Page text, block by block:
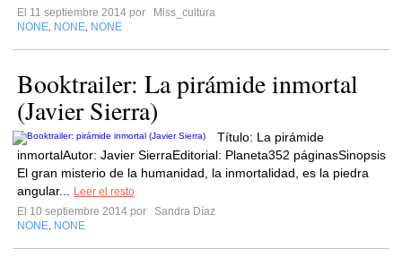
El 11 septiembre 2014 por
Miss_cultura
NONE NONE NONE
Booktrailer: La pirámide inmortal
(Javier Sierra)
Título: La pirámide
inmortalAutor: Javier SierraEditorial: Planeta352 páginasSinopsis
El gran misterio de la humanidad, la inmortalidad, es la piedra
angular...
Leer el resto
El 10 septiembre 2014 por
Sandra Díaz
NONE NONE